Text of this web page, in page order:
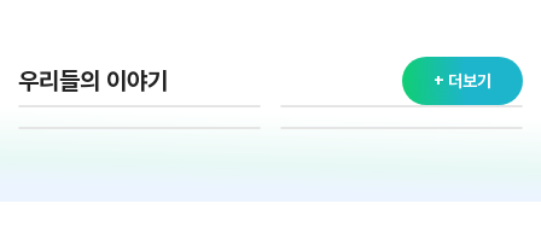
2026.02.13
2026학년도 대학 장학생 선발 공지
2026.02.11
우리들의 이야기 + 더보기